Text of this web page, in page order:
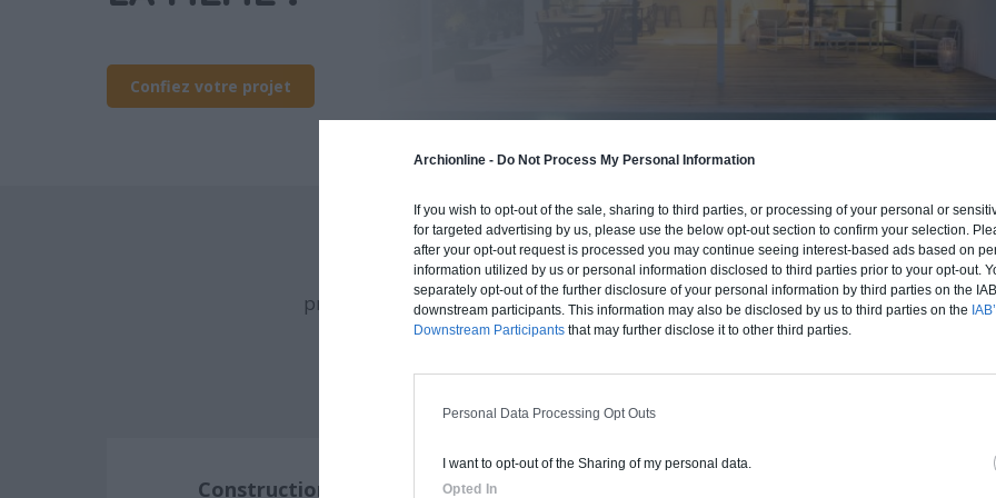
Archionline - Do Not Process My Personal Information
If you wish to opt-out of the sale, sharing to third parties, or processing of your personal or
for targeted advertising by us, please use the below opt-out section to confirm your selection.
after your opt-out request is processed you may continue seeing interest-based ads based on
information utilized by us or personal information disclosed to third parties prior to your opt-out.
separately opt-out of the further disclosure of your personal information by third parties on the
downstream participants. This information may also be disclosed by us to third parties on the
Downstream Participants that may further disclose it to other third parties.
Personal Data Processing Opt Outs
I want to opt-out of the Sharing of my personal data.
Opted In
Confiez votre projet
BUDGET ET PROCÉDÉ
Archionline vous offre un chiffrage estimatif pour la construction de cette
procédé constructif et du type de livraison souhaité : auto-construction, clos
d'air) ou clé en main.
Construction classique